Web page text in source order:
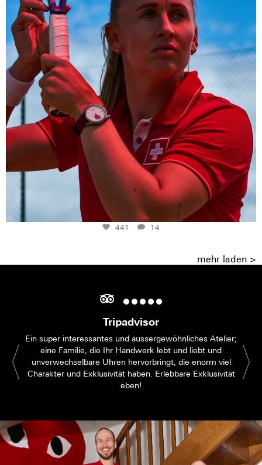
441 14
mehr laden >
Tripadvisor
Ein super interessantes und aussergewöhnliches Atelier;
eine Familie, die Ihr Handwerk lebt und liebt und
unverwechselbare Uhren hervorbringt, die enorm viel
Charakter und Exklusivität haben. Erlebbare Exklusivität
eben!